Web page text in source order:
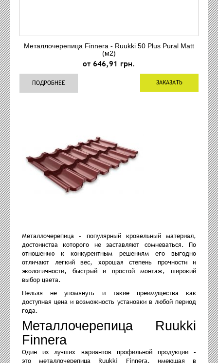
Металлочерепица Finnera - Ruukki 50 Plus Pural Matt
(м2)
от 646,91 грн.
ЗАКАЗАТЬ
ПОДРОБНЕЕ
Металлочерепица – популярный кровельный материал,
достоинства которого не заставляют сомневаться. По
отношению к конкурентным решениям его выгодно
отличают легкий вес, хорошая степень прочности и
экологичности, быстрый и простой монтаж, широкий
выбор цвета.
Нельзя не упомянуть и такие преимущества как
доступная цена и возможность установки в любой период
года.
Металлочерепица Ruukki
Finnera
Один из лучших вариантов профильной продукции –
это металлочерепица Ruukki Finnera, имеющая в